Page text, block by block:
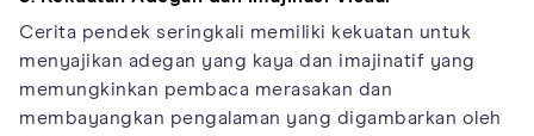
Cerita pendek seringkali memiliki kekuatan untuk
menyajikan adegan yang kaya dan imajinatif yang
memungkinkan pembaca merasakan dan
membayangkan pengalaman yang digambarkan oleh